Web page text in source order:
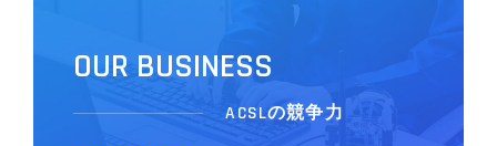
OUR BUSINESS
ACSLの競争力